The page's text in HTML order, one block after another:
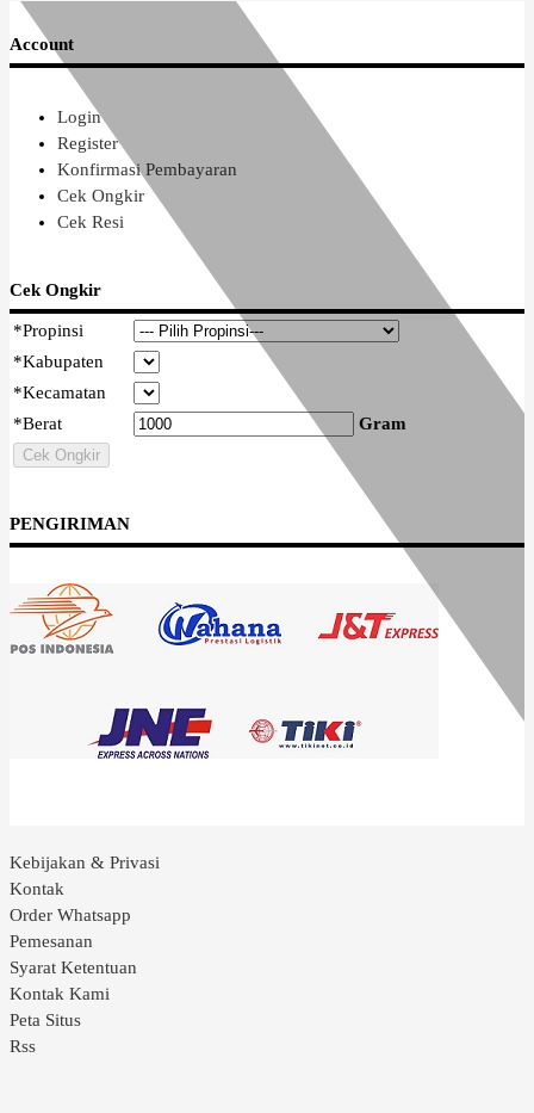
Account
Login
Register
Konfirmasi Pembayaran
Cek Ongkir
Cek Resi
Cek Ongkir
*Propinsi
*Kabupaten
*Kecamatan
*Berat Gram
Cek Ongkir
PENGIRIMAN
Kebijakan & Privasi
Kontak
Order Whatsapp
Pemesanan
Syarat Ketentuan
Kontak Kami
Peta Situs
Rss